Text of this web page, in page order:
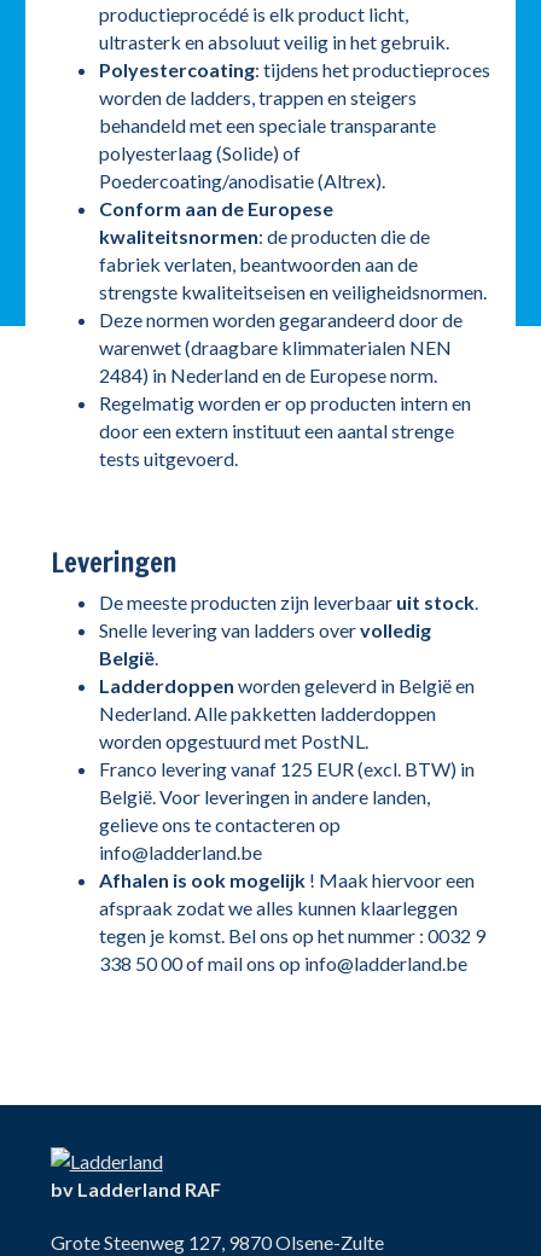
productieprocédé is elk product licht,
ultrasterk en absoluut veilig in het gebruik.
Polyestercoating: tijdens het productieproces
worden de ladders, trappen en steigers
behandeld met een speciale transparante
polyesterlaag (Solide) of
Poedercoating/anodisatie (Altrex).
Conform aan de Europese
kwaliteitsnormen: de producten die de
fabriek verlaten, beantwoorden aan de
strengste kwaliteitseisen en veiligheidsnormen.
Deze normen worden gegarandeerd door de
warenwet (draagbare klimmaterialen NEN
2484) in Nederland en de Europese norm.
Regelmatig worden er op producten intern en
door een extern instituut een aantal strenge
tests uitgevoerd.
Leveringen
De meeste producten zijn leverbaar uit stock.
Snelle levering van ladders overvolledig
België.
Ladderdoppen worden geleverd in België en
Nederland. Alle pakketten ladderdoppen
worden opgestuurd met PostNL.
Franco levering vanaf 125 EUR (excl. BTW) in
België. Voor leveringen in andere landen,
gelieve ons te contacteren op
info@ladderland.be
Afhalen is ook mogelijk! Maak hiervoor een
afspraak zodat we alles kunnen klaarleggen
tegen je komst. Bel ons op het nummer : 0032 9
338 50 00 of mail ons op info@ladderland.be
bv Ladderland RAF
Grote Steenweg 127, 9870 Olsene-Zulte